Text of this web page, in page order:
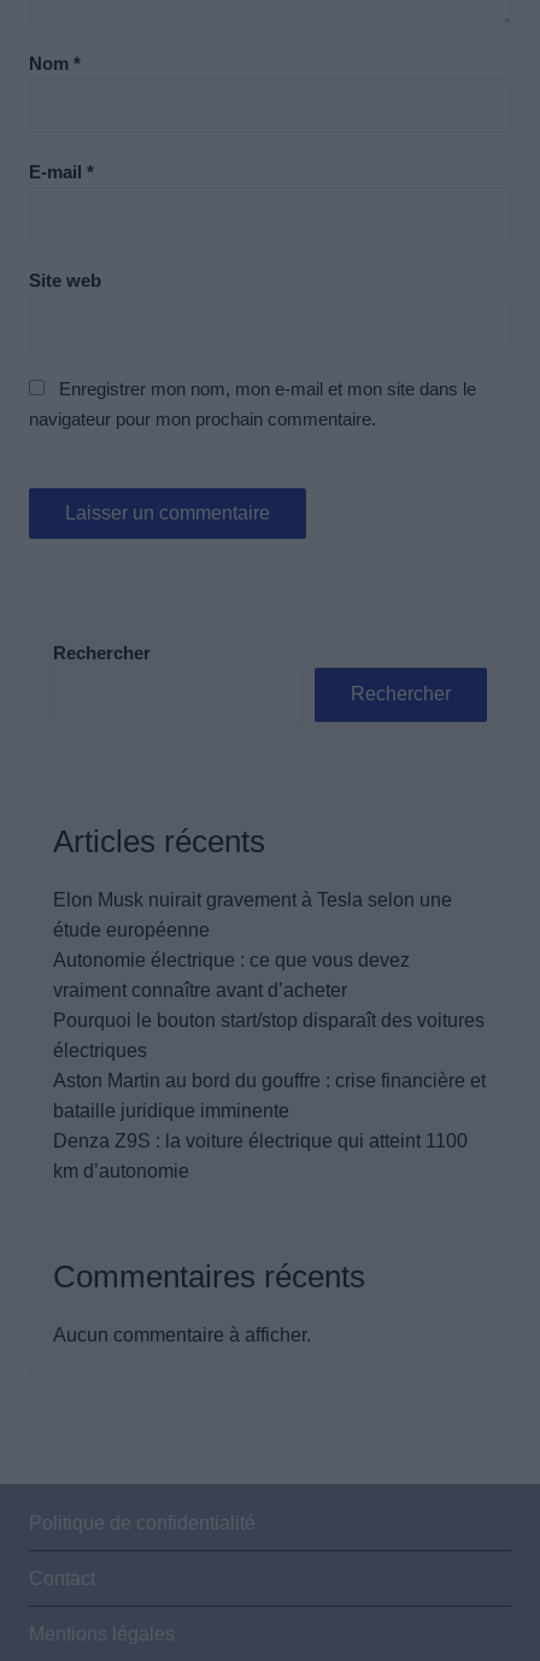
Nom *
E-mail *
Site web
Enregistrer mon nom, mon e-mail et mon site dans le
navigateur pour mon prochain commentaire.
Rechercher
Rechercher
Articles récents
Elon Musk nuirait gravement à Tesla selon une
étude européenne
Autonomie électrique : ce que vous devez
vraiment connaître avant d’acheter
Pourquoi le bouton start/stop disparaît des voitures
électriques
Aston Martin au bord du gouffre : crise financière et
bataille juridique imminente
Denza Z9S : la voiture électrique qui atteint 1100
km d’autonomie
Commentaires récents
Aucun commentaire à afficher.
Politique de confidentialité
Contact
Mentions légales